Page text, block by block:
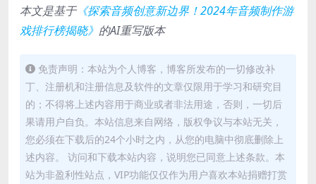
本文是基于《探索音频创意新边界！2024年音频制作游
戏排行榜揭晓》 的AI重写版本
免责声明：本站为个人博客，博客所发布的一切修改补
丁、注册机和注册信息及软件的文章仅限用于学习和研究目
的；不得将上述内容用于商业或者非法用途，否则，一切后
果请用户自负。本站信息来自网络，版权争议与本站无关，
您必须在下载后的24个小时之内，从您的电脑中彻底删除上
述内容。 访问和下载本站内容，说明您已同意上述条款。本
站为非盈利性站点，VIP功能仅仅作为用户喜欢本站捐赠打赏